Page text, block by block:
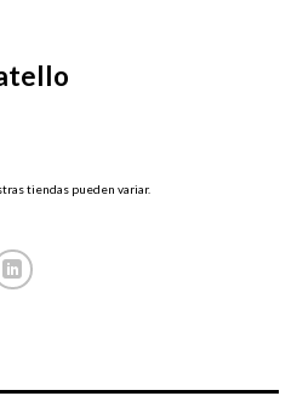
tiendas pueden variar.